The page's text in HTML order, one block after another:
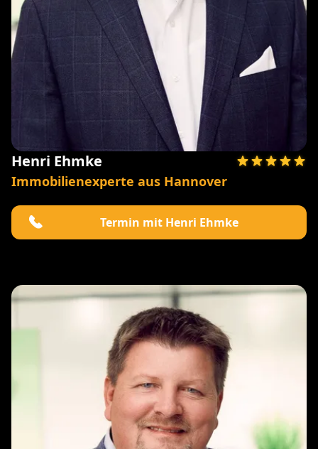
Henri Ehmke
Immobilienexperte aus Hannover
Termin mit Henri Ehmke